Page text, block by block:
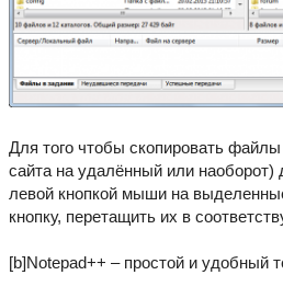
Для того чтобы скопировать
сайта на удалённый или наоборот)
левой кнопкой мыши на
кнопку, перетащить их в
[b]Notepad++ – простой и удобный